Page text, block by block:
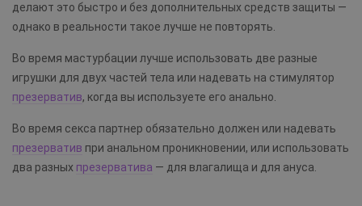
делают это быстро и без дополнительных средств защиты —
однако в реальности такое лучше не повторять.
Во время мастурбации лучше использовать две разные
игрушки для двух частей тела или надевать на стимулятор
презерватив, когда вы используете его анально.
Во время секса партнер обязательно должен или надевать
презерватив при анальном проникновении, или использовать
два разных презерватива — для влагалища и для ануса.